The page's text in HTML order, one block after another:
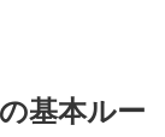
基本ルー